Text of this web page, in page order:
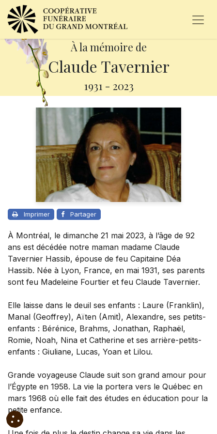
À la mémoire de
Claude Tavernier
1931 - 2023
Imprimer Partager
À Montréal, le dimanche 21 mai 2023, à l’âge de 92
ans est décédée notre maman madame Claude
Tavernier Hassib, épouse de feu Capitaine Déa
Hassib. Née à Lyon, France, en mai 1931, ses parents
sont feu Madeleine Fourtier et feu Claude Tavernier.
Elle laisse dans le deuil ses enfants : Laure (Franklin),
Manal (Geoffrey), Aïten (Amit), Alexandre, ses petits-
enfants : Bérénice, Brahms, Jonathan, Raphaël,
Romie, Noah, Nina et Catherine et ses arrière-petits-
enfants : Giuliane, Lucas, Yoan et Lilou.
Grande voyageuse Claude suit son grand amour pour
l’Égypte en 1958. La vie la portera vers le Québec en
mars 1968 où elle fait des études en éducation pour la
petite enfance.